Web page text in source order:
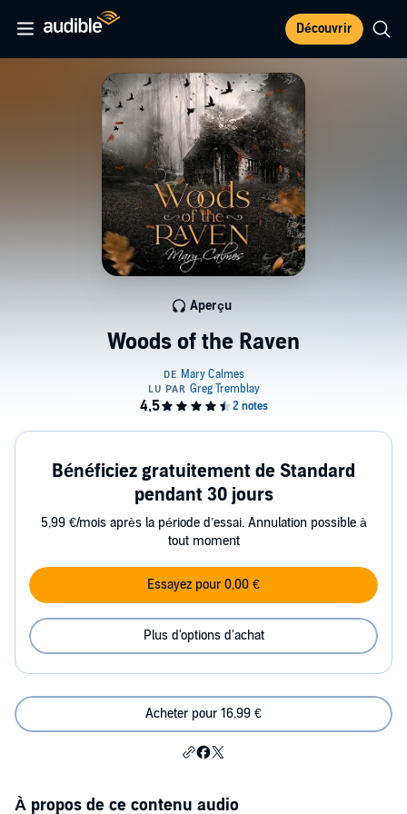
Découvrir
Woods of the Raven
Aperçu
Bénéficiez gratuitement de Standard
pendant 30 jours
5,99 €/mois après la période d’essai. Annulation possible à
tout moment
Essayez pour 0,00 €
Plus d'options d'achat
Acheter pour 16,99 €
À propos de ce contenu audio